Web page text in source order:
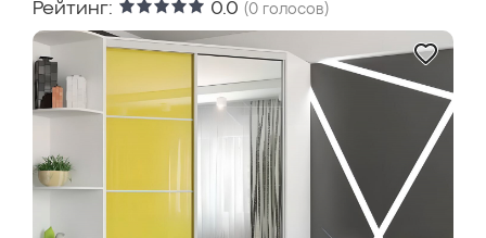
Рейтинг: 0.0 (0 голосов)